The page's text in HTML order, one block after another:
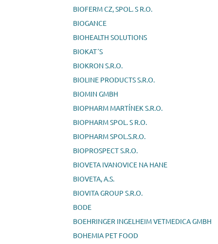
BIOFERM CZ, SPOL. S R.O.
BIOGANCE
BIOHEALTH SOLUTIONS
BIOKAT´S
BIOKRON S.R.O.
BIOLINE PRODUCTS S.R.O.
BIOMIN GMBH
BIOPHARM MARTÍNEK S.R.O.
BIOPHARM SPOL. S R.O.
BIOPHARM SPOL.S.R.O.
BIOPROSPECT S.R.O.
BIOVETA IVANOVICE NA HANE
BIOVETA, A.S.
BIOVITA GROUP S.R.O.
BODE
BOEHRINGER INGELHEIM VETMEDICA GMBH
BOHEMIA PET FOOD